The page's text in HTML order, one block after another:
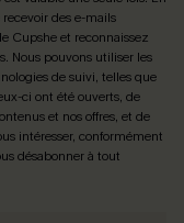
des e-mails
Cupshe et reconnaissez
. Nous pouvons utiliser les
de suivi, telles que
ci ont été ouverts, de
et nos offres, et de
intéresser, conformément
désabonner à tout